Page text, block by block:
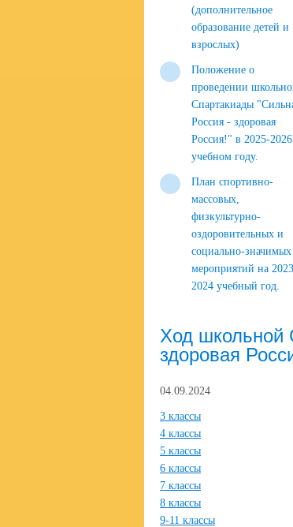
(дополнительное
образование детей и
взрослых)
Положение о
проведении
Спартакиады
Россия - здоровая
Россия!" в 2025-2026
учебном году.
План спортивно-
массовых,
физкультурно-
оздоровительных и
социально-значимых
мероприятий на
2024 учебный год.
Ход школьной
здоровая
04.09.2024
3 классы
4 классы
5 классы
6 классы
7 классы
8 классы
9-11 классы